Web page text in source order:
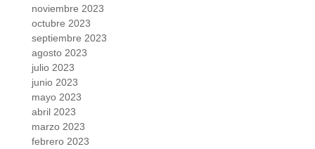
noviembre 2023
octubre 2023
septiembre 2023
agosto 2023
julio 2023
junio 2023
mayo 2023
abril 2023
marzo 2023
febrero 2023